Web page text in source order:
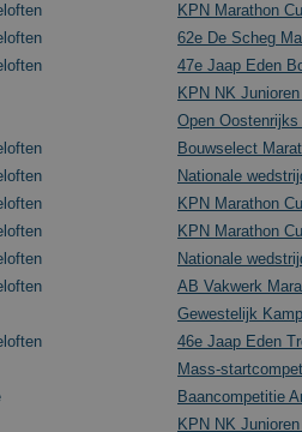
KPN Marathon
62e De Scheg
47e Jaap Eden
KPN NK
Open
Bouwselect
Nationale
KPN Marathon
KPN Marathon
Nationale
AB Vakwerk
Gewestelijk
46e Jaap Eden
Mass-
Baancompetitie
KPN NK
_gid
_ga_FJW480MXR8
Naam